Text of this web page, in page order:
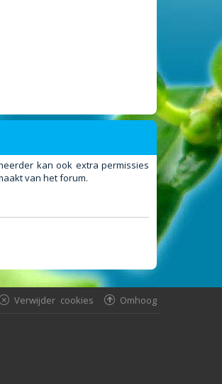
kan ook extra permissies
van het forum.
Omhoog
Verwijder cookies